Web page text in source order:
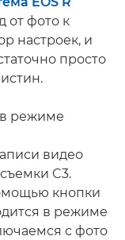
от фото к
настроек, и
просто
в режиме
видео
C3.
кнопки
в режиме
с фото